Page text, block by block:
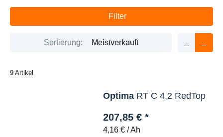
Filter
Sortierung: Meistverkauft
9 Artikel
OptimaRT C 4,2 RedTop
207,85 € *
4,16 € / Ah